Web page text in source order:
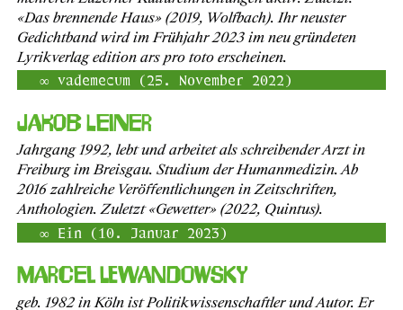
«Das brennende Haus» (2019, Wolfbach). Ihr neuster
Gedichtband wird im Frühjahr 2023 im neu gründeten
Lyrikverlag edition ars pro toto erscheinen.
vademecum (25. November 2022)
Jakob Leiner
Jahrgang 1992, lebt und arbeitet als schreibender Arzt in
Freiburg im Breisgau. Studium der Humanmedizin. Ab
2016 zahlreiche Veröffentlichungen in Zeitschriften,
Anthologien. Zuletzt «Gewetter» (2022, Quintus).
Ein (10. Januar 2023)
Marcel Lewandowsky
geb. 1982 in Köln ist Politikwissenschaftler und Autor. Er